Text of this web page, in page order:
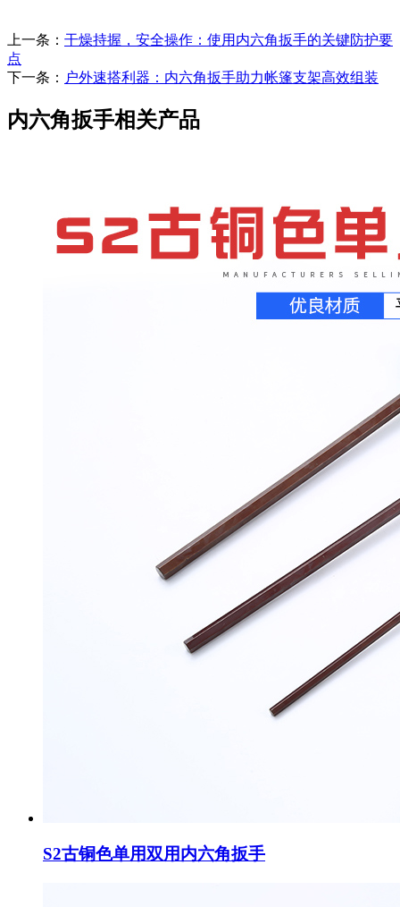
上一条： 干燥持握，安全操作：使用内六角扳手的关键防护要
点
下一条： 户外速搭利器：内六角扳手助力帐篷支架高效组装
内六角扳手相关产品
S2古铜色单用双用内六角扳手